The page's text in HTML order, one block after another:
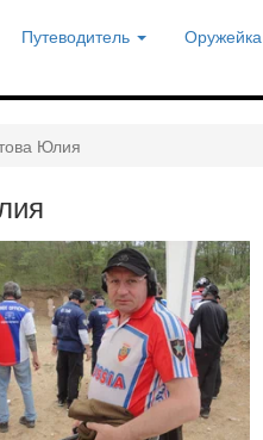
Путеводитель Оружейка
Юлия